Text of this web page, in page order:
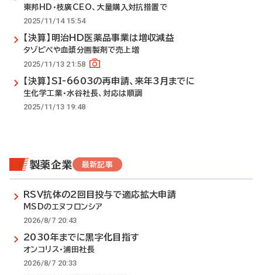
東邦HD・枝廣CEO、大量購入対抗措置で
2025/11/14 15:54
【決算】明治HD医薬品事業は増収減益
タゾピペや血漿分画製剤で売上増
2025/11/13 21:58
【決算】SI-6603の再申請、来年3月までに
生化学工業・水谷社長、対応は順調
2025/11/13 19:48
製薬企業 最新記事
RSV抗体の2回目投与で適応拡大申請
MSDのエヌフロンシア
2026/8/7 20:43
2030年までに黒字化目指す
オンコリス・浦田社長
2026/8/7 20:33